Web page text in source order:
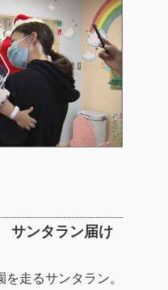
サンタラン届け
走るサンタラン。